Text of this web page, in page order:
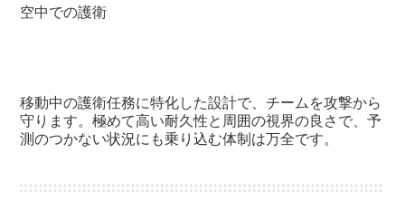
空中での護衛
移動中の護衛任務に特化した設計で、チームを攻撃から
守ります。極めて高い耐久性と周囲の視界の良さで、予
測のつかない状況にも乗り込む体制は万全です。